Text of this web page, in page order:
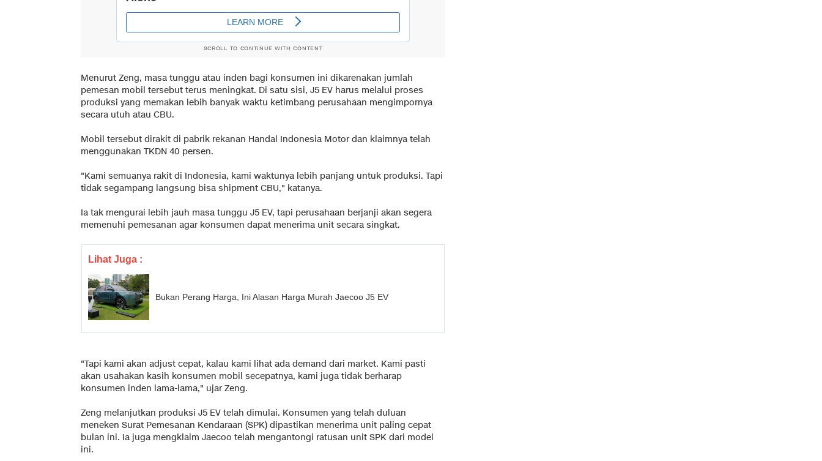
SCROLL TO CONTINUE WITH CONTENT
Menurut Zeng, masa tunggu atau inden bagi konsumen ini dikarenakan jumlah
pemesan mobil tersebut terus meningkat. Di satu sisi, J5 EV harus melalui proses
produksi yang memakan lebih banyak waktu ketimbang perusahaan mengimpornya
secara utuh atau CBU.
Mobil tersebut dirakit di pabrik rekanan Handal Indonesia Motor dan klaimnya telah
menggunakan TKDN 40 persen.
"Kami semuanya rakit di Indonesia, kami waktunya lebih panjang untuk produksi. Tapi
tidak segampang langsung bisa shipment CBU," katanya.
Ia tak mengurai lebih jauh masa tunggu J5 EV, tapi perusahaan berjanji akan segera
memenuhi pemesanan agar konsumen dapat menerima unit secara singkat.
Lihat Juga :
Bukan Perang Harga, Ini Alasan Harga Murah Jaecoo J5 EV
"Tapi kami akan adjust cepat, kalau kami lihat ada demand dari market. Kami pasti
akan usahakan kasih konsumen mobil secepatnya, kami juga tidak berharap
konsumen inden lama-lama," ujar Zeng.
Zeng melanjutkan produksi J5 EV telah dimulai. Konsumen yang telah duluan
meneken Surat Pemesanan Kendaraan (SPK) dipastikan menerima unit paling cepat
bulan ini. Ia juga mengklaim Jaecoo telah mengantongi ratusan unit SPK dari model
ini.